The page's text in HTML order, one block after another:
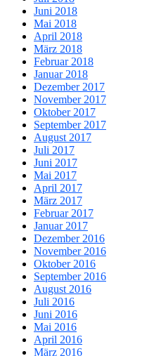
Juni 2018
Mai 2018
April 2018
März 2018
Februar 2018
Januar 2018
Dezember 2017
November 2017
Oktober 2017
September 2017
August 2017
Juli 2017
Juni 2017
Mai 2017
April 2017
März 2017
Februar 2017
Januar 2017
Dezember 2016
November 2016
Oktober 2016
September 2016
August 2016
Juli 2016
Juni 2016
Mai 2016
April 2016
März 2016